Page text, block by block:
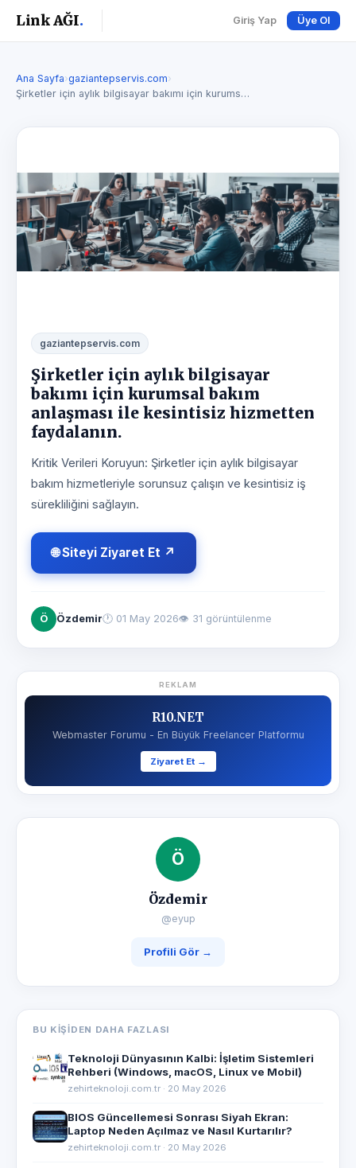
Link AĞI. Giriş Yap Üye Ol
Ana Sayfa›gaziantepservis.com›
Şirketler için aylık bilgisayar bakımı için kurums…
gaziantepservis.com
Şirketler için aylık bilgisayar
bakımı için kurumsal bakım
anlaşması ile kesintisiz hizmetten
faydalanın.
Kritik Verileri Koruyun: Şirketler için aylık bilgisayar
bakım hizmetleriyle sorunsuz çalışın ve kesintisiz iş
sürekliliğini sağlayın.
🌐 Siteyi Ziyaret Et ↗
Ö Özdemir🕐 01 May 2026👁 31 görüntülenme
REKLAM
R10.NET
Webmaster Forumu - En Büyük Freelancer Platformu
Ziyaret Et →
Ö
Özdemir
@eyup
Profili Gör →
BU KIŞIDEN DAHA FAZLASI
Teknoloji Dünyasının Kalbi: İşletim Sistemleri
Rehberi (Windows, macOS, Linux ve Mobil)
zehirteknoloji.com.tr · 20 May 2026
BIOS Güncellemesi Sonrası Siyah Ekran:
Laptop Neden Açılmaz ve Nasıl Kurtarılır?
zehirteknoloji.com.tr · 20 May 2026